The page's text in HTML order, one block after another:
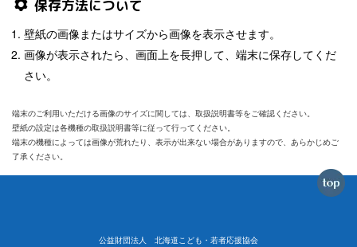
保存方法について
壁紙の画像またはサイズから画像を表示させます。
画像が表示されたら、画面上を長押して、端末に保存してくだ
さい。
端末のご利用いただける画像のサイズに関しては、取扱説明書等をご確認ください。
壁紙の設定は各機種の取扱説明書等に従って行ってください。
端末の機種によっては画像が荒れたり、表示が出来ない場合がありますので、あらかじめご
了承ください。
公益財団法人 北海道こども・若者応援協会